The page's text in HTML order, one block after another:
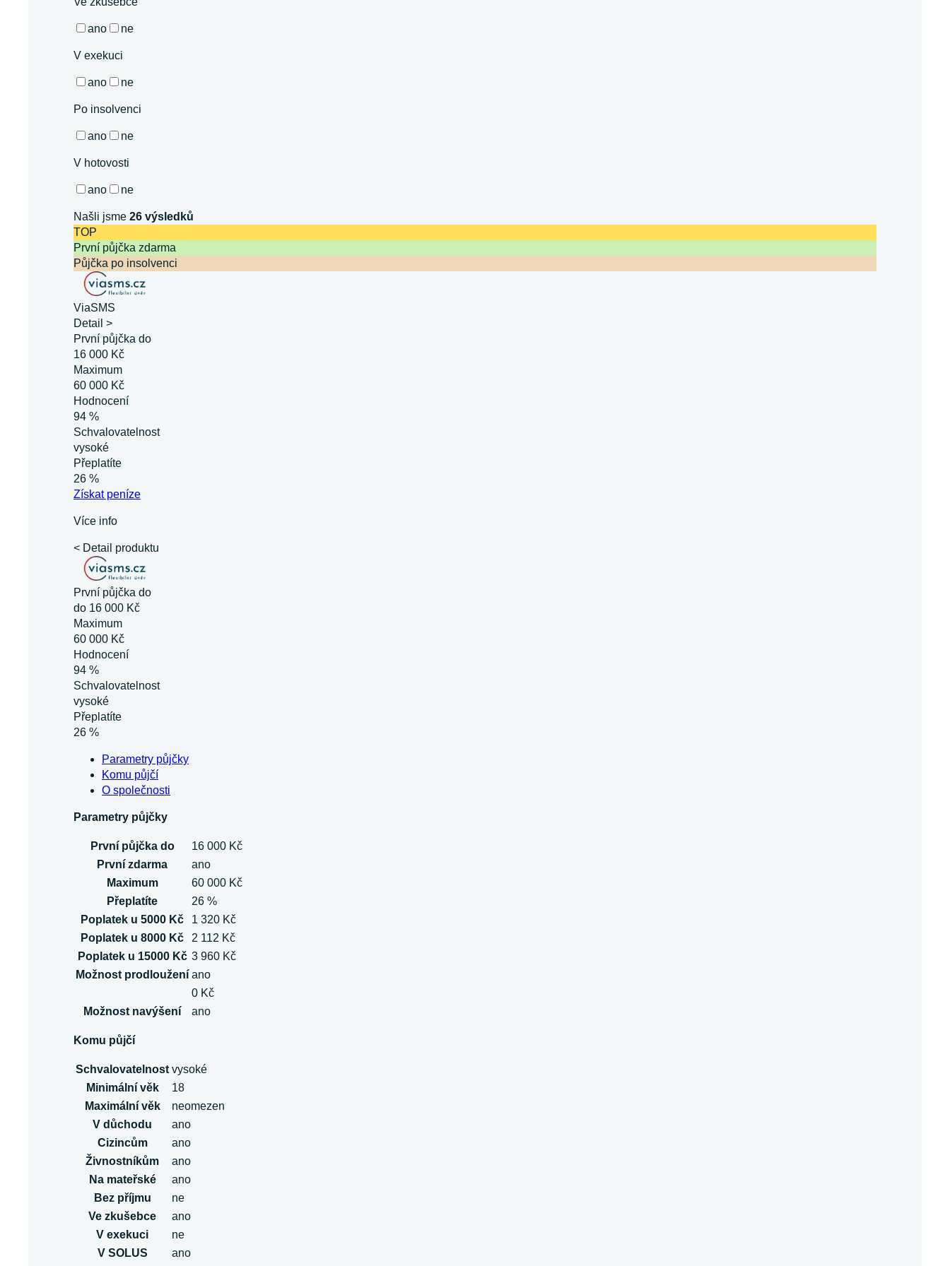
ano ne
V exekuci
ano ne
Po insolvenci
ano ne
V hotovosti
ano ne
Našli jsme 26 výsledků
TOP
První půjčka zdarma
Půjčka po insolvenci
ViaSMS
Detail >
První půjčka do
16 000 Kč
Maximum
60 000 Kč
Hodnocení
94 %
Schvalovatelnost
vysoké
Přeplatíte
26 %
Získatpeníze
Více info
< Detail produktu
První půjčka do
do 16 000 Kč
Maximum
60 000 Kč
Hodnocení
94 %
Schvalovatelnost
vysoké
Přeplatíte
26 %
Parametry půjčky
Komu půjčí
O společnosti
Parametry půjčky
První půjčka do
16 000 Kč
První zdarma
ano
Maximum
60 000 Kč
Přeplatíte
26 %
Poplatek u 5000 Kč
1 320 Kč
Poplatek u 8000 Kč
2 112 Kč
Poplatek u 15000 Kč 3 960 Kč
Možnost prodloužení ano
0 Kč
Možnost navýšení
ano
Komu půjčí
Schvalovatelnost vysoké
Minimální věk
18
Maximální věk
neomezen
V důchodu
ano
Cizincům
ano
Živnostníkům
ano
Na mateřské
ano
Bez příjmu
ne
Ve zkušebce
ano
V exekuci
ne
V SOLUS
ano